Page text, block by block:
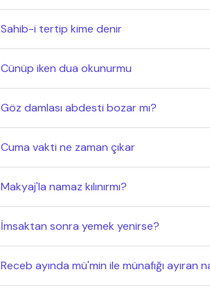
Sahib-i tertip kime denir
Cünüp iken dua okunurmu
Göz damlası abdesti bozar mı?
Cuma vakti ne zaman çıkar
Makyaj'la namaz kılınırmı?
İmsaktan sonra yemek yenirse?
Receb ayında mü'min ile münafığı ayıran